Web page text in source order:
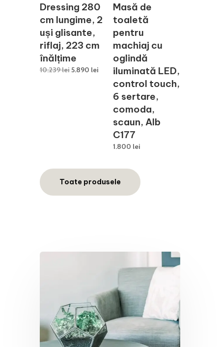
Dressing 280
cm lungime, 2
uși glisante,
riflaj, 223 cm
înălțime
10.239leiPrețul
5.890 leiPrețul
curent
Masă de
toaletă
pentru
machiaj cu
oglindă
iluminată LED,
control touch,
6 sertare,
comoda,
scaun, Alb
C177
1.800 lei
Toate produsele